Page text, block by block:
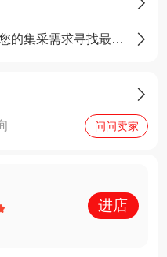
我们将根据您的集采需求寻找最佳货源，确定货源后您将享有优先采购权 

问问卖家
进店